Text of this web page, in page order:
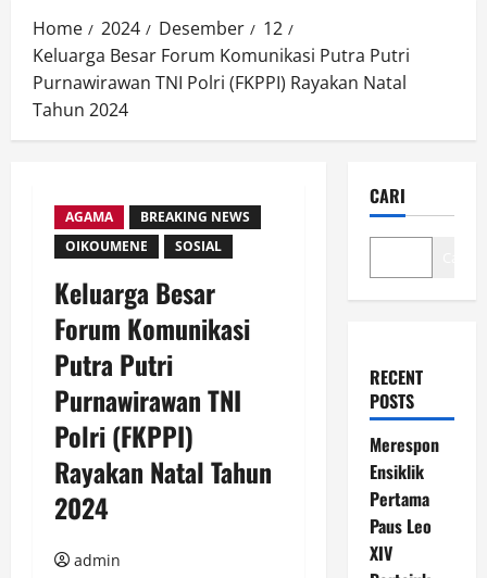
Home 2024 Desember
12
Keluarga Besar Forum Komunikasi Putra Putri
Purnawirawan TNI Polri (FKPPI) Rayakan Natal
Tahun 2024
AGAMA
BREAKING NEWS
OIKOUMENE
SOSIAL
Keluarga Besar
Forum Komunikasi
Putra Putri
Purnawirawan TNI
Polri (FKPPI)
Rayakan Natal Tahun
2024
admin
CARI
RECENT
POSTS
Merespon
Ensiklik
Pertama
Paus Leo
XIV